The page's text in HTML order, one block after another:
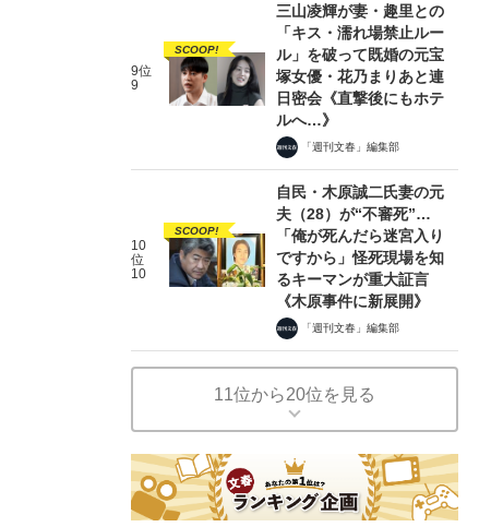
9位
9
SCOOP!
三山凌輝が妻・趣里との
「キス・濡れ場禁止ルー
ル」を破って既婚の元宝
塚女優・花乃まりあと連
日密会《直撃後にもホテ
ルへ…》
「週刊文春」編集部
10
位
10
SCOOP!
自民・木原誠二氏妻の元
夫（28）が“不審死”…
「俺が死んだら迷宮入り
ですから」怪死現場を知
るキーマンが重大証言
《木原事件に新展開》
「週刊文春」編集部
11位から20位を見る